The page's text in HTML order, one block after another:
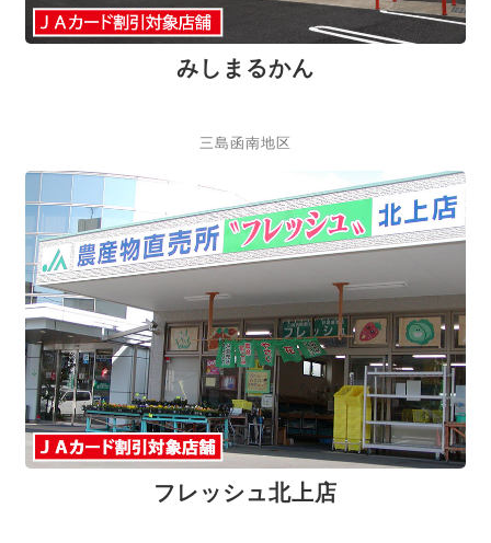
みしまるかん
三島函南地区
フレッシュ北上店